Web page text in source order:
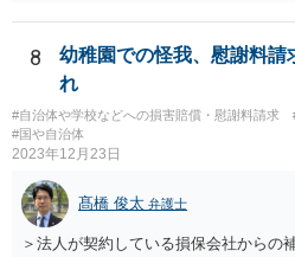
だけで問題が解決できずにこじれた時
に提出しましょう。園は保護者の苦情
法律で義務付けられています（児童福
三）。さらに苦情解決のための第三者
導されています。 保育園との相談や交
町村の担当課に苦情を上げることにな
はもちろんのこと、認可外の保育施設
は、市や区、都道府県などの責任の範
談に応じなくてはなりません。
8
幼稚園での怪我、慰謝料請
れ
#自治体や学校などへの損害賠償・慰謝料請求
#国や自治体
2023年12月23日
髙橋 俊太 弁護士
＞法人が契約している損保会社からの